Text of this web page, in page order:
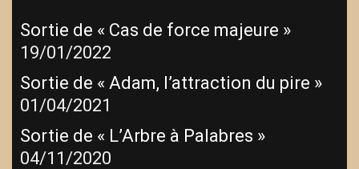
Sortie de « Cas de force majeure »
19/01/2022
Sortie de « Adam, l’attraction du pire »
01/04/2021
Sortie de « L’Arbre à Palabres »
04/11/2020